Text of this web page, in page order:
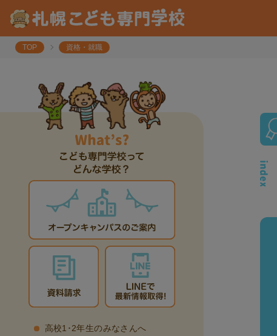
TOP 資格・就職
高校1･2年生のみなさんへ